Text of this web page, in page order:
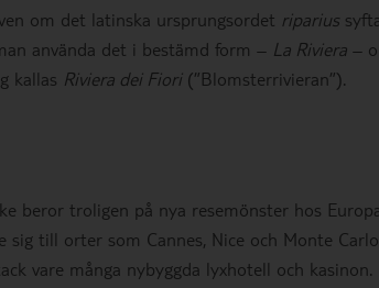
om det latinska ursprungsordet riparius
använda det i bestämd form – La Riviera –
kallas Riviera dei Fiori(”Blomsterrivieran”).
beror troligen på nya resemönster hos
till orter som Cannes, Nice och Monte
vare många nybyggda lyxhotell och kasinon.